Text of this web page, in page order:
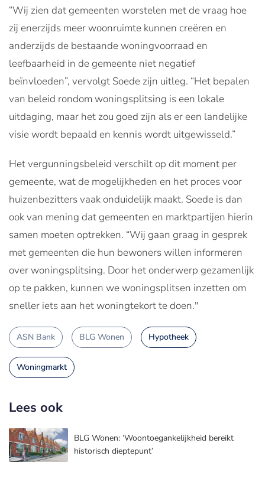
“Wij zien dat gemeenten worstelen met de vraag hoe
zij enerzijds meer woonruimte kunnen creëren en
anderzijds de bestaande woningvoorraad en
leefbaarheid in de gemeente niet negatief
beïnvloeden”, vervolgt Soede zijn uitleg. “Het bepalen
van beleid rondom woningsplitsing is een lokale
uitdaging, maar het zou goed zijn als er een landelijke
visie wordt bepaald en kennis wordt uitgewisseld.”
Het vergunningsbeleid verschilt op dit moment per
gemeente, wat de mogelijkheden en het proces voor
huizenbezitters vaak onduidelijk maakt. Soede is dan
ook van mening dat gemeenten en marktpartijen hierin
samen moeten optrekken. “Wij gaan graag in gesprek
met gemeenten die hun bewoners willen informeren
over woningsplitsing. Door het onderwerp gezamenlijk
op te pakken, kunnen we woningsplitsen inzetten om
sneller iets aan het woningtekort te doen."
ASN Bank BLG Wonen Hypotheek
Woningmarkt
Lees ook
BLG Wonen: ‘Woontoegankelijkheid bereikt
historisch dieptepunt’